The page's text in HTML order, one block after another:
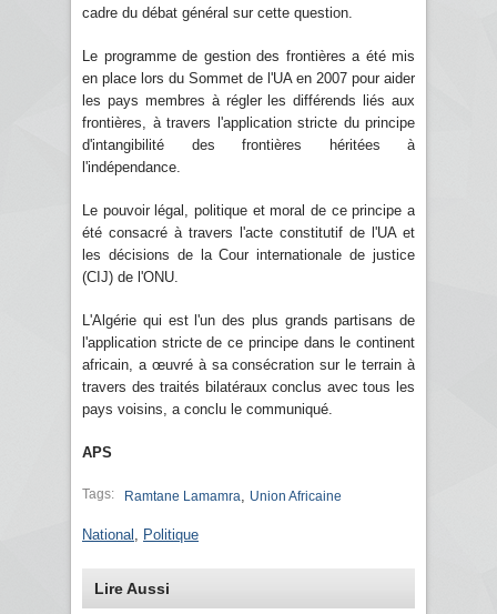
cadre du débat général sur cette question.
Le programme de gestion des frontières a été mis
en place lors du Sommet de l'UA en 2007 pour aider
les pays membres à régler les différends liés aux
frontières, à travers l'application stricte du principe
d'intangibilité des frontières héritées à
l'indépendance.
Le pouvoir légal, politique et moral de ce principe a
été consacré à travers l'acte constitutif de l'UA et
les décisions de la Cour internationale de justice
(CIJ) de l'ONU.
L'Algérie qui est l'un des plus grands partisans de
l'application stricte de ce principe dans le continent
africain, a œuvré à sa consécration sur le terrain à
travers des traités bilatéraux conclus avec tous les
pays voisins, a conclu le communiqué.
APS
Tags: Ramtane Lamamra Union Africaine
National Politique
Lire Aussi